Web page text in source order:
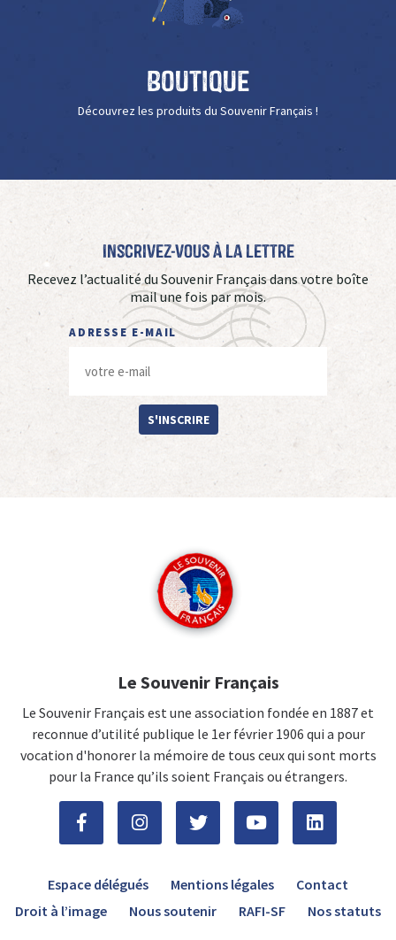
Boutique
Découvrez les produits du Souvenir Français !
Inscrivez-vous à La Lettre
Recevez l’actualité du Souvenir Français dans votre boîte
mail une fois par mois.
ADRESSE E-MAIL
S'INSCRIRE
Le Souvenir Français
Le Souvenir Français est une association fondée en 1887 et
reconnue d’utilité publique le 1er février 1906 qui a pour
vocation d'honorer la mémoire de tous ceux qui sont morts
pour la France qu’ils soient Français ou étrangers.
Espace délégués Mentions légales
Contact
Droit à l’image
Nous soutenir RAFI-SF Nos statuts